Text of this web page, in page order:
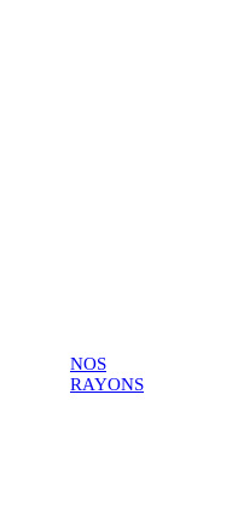
NOS
RAYONS